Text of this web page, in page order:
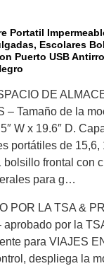
Portatil
Escolares
Puerto USB
DE
– Tamaño de la
W x 19.6″ D.
portátiles de 15,6,
bolsillo frontal con
para g…
POR LA TSA &
aprobado por la
para VIAJES
despliega la